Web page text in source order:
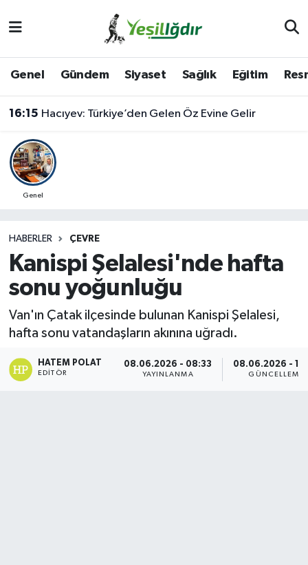
Genel Gündem Siyaset Sağlık Eğitim
16:15 Hacıyev: Türkiye’den Gelen Öz Evine Gelir
Genel
HABERLER ÇEVRE
Kanispi Şelalesi'nde hafta
sonu yoğunluğu
Van'ın Çatak ilçesinde bulunan Kanispi Şelalesi,
hafta sonu vatandaşların akınına uğradı.
HATEM POLAT
EDITÖR
08.06.2026 - 08:33
YAYINLANMA
08.06.2026 -
GÜNCELLEME
İğdir Namaz Vakitleri
Iğdır Trafik Yoğunluk Haritası
Süper Lig Puan Durumu ve Fikstür
Son Dakika Haberleri
Haber Arşivi